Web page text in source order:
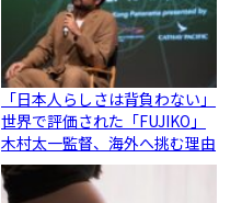
「日本人らしさは背負わない」
世界で評価された「FUJIKO」
木村太一監督、海外へ挑む理由